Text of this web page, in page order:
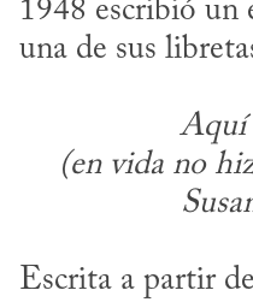
1948 escribió un
Aquí
(en vida no
Escrita a partir